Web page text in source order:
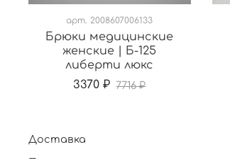
арт. 2008607006133
Брюки медицинские
женские | Б-125
либерти люкс
3370 ₽ 7716 ₽
Доставка